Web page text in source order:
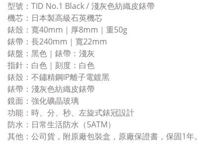
型號：TID No.1 Black / 淺灰色紡織皮錶帶
機芯：日本製高級石英機芯
錶殼：寬40mm｜厚8mm｜重50g
錶帶：長240mm｜寬22mm
錶盤：黑色｜錶帶：淺灰
指針：白色｜刻度：白色
錶殼：不鏽精鋼IP離子電鍍黑
錶帶：淺灰色紡織皮錶帶
鏡面：強化礦晶玻璃
功能：時、分、秒、左旋式錶冠設計
防水：日常生活防水（5ATM）
其他：公司貨，附原廠包裝盒，原廠保證書，保固1年。